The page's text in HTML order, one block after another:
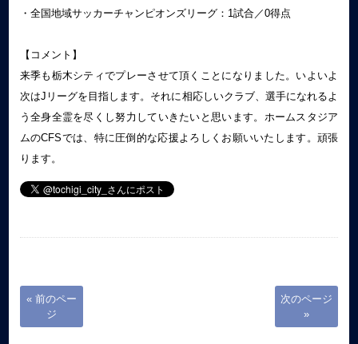
・全国地域サッカーチャンピオンズリーグ：1試合／0得点
【コメント】
来季も栃木シティでプレーさせて頂くことになりました。いよいよ
次はJリーグを目指します。それに相応しいクラブ、選手になれるよ
う全身全霊を尽くし努力していきたいと思います。ホームスタジア
ムのCFSでは、特に圧倒的な応援よろしくお願いいたします。頑張
ります。
« 前のペー
ジ
次のページ
»